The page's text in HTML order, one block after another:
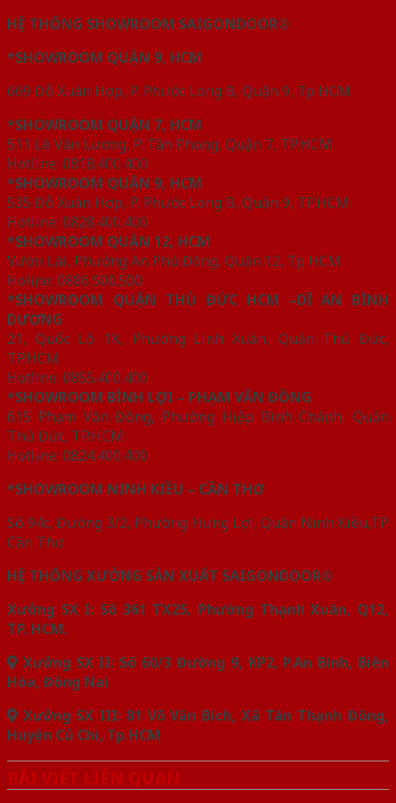
HỆ THỐNG SHOWROOM SAIGONDOOR®
*SHOWROOM QUẬN 9, HCM
669 Đỗ Xuân Hợp, P. Phước Long B, Quận 9, Tp HCM
*SHOWROOM QUẬN 7, HCM
511 Lê Văn Lương, P. Tân Phong, Quận 7, TP.HCM
Hotline: 0818.400.400
*SHOWROOM QUẬN 9, HCM
535 Đỗ Xuân Hợp, P. Phước Long B, Quận 9, TP.HCM
Hotline: 0828.400.400
*SHOWROOM QUẬN 12, HCM
Vườn Lài, Phường An Phú Đông, Quận 12, Tp HCM
Holine: 0886.500.500
*SHOWROOM QUẬN THỦ ĐỨC HCM –DĨ AN BÌNH
DƯƠNG
21, Quốc Lộ 1K, Phường Linh Xuân, Quận Thủ Đức,
TP.HCM
Hotline: 0855.400.400
*SHOWROOM BÌNH LỢI – PHẠM VĂN ĐỒNG
615 Phạm Văn Đồng, Phường Hiệp Bình Chánh, Quận
Thủ Đức, TP.HCM
Hotline: 0824.400.400
*SHOWROOM NINH KIỀU – CẦN THƠ
Số 94c, Đường 3/2, Phường Hưng Lợi, Quận Ninh Kiều,TP
Cần Thơ
HỆ THỐNG XƯỞNG SẢN XUẤT SAIGONDOOR®
Xưởng SX I: Số 361 TX25, Phường Thạnh Xuân, Q12,
TP. HCM.
Xưởng SX II: Số 60/3 Đường 9, KP2, P.An Bình, Biên
Hòa, Đồng Nai
Xưởng SX III: 81 Võ Văn Bích, Xã Tân Thạnh Đông,
Huyện Củ Chi, Tp.HCM
BÀI VIẾT LIÊN QUAN